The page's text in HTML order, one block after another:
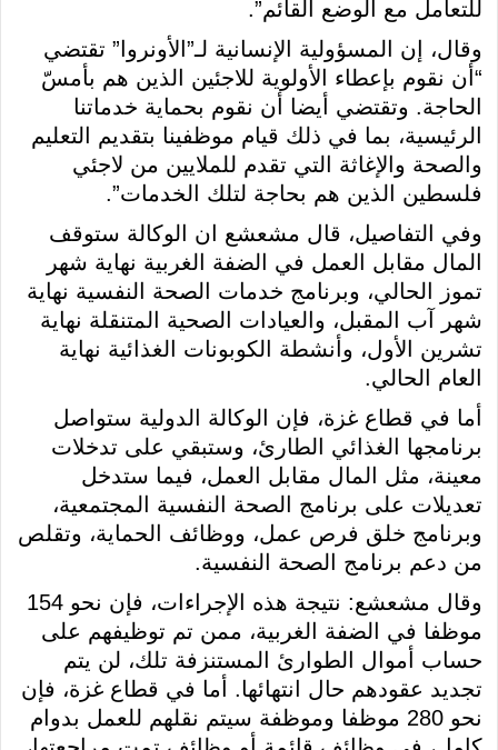
للتعامل مع الوضع القائم”.
وقال، إن المسؤولية الإنسانية لـ”الأونروا” تقتضي
“أن نقوم بإعطاء الأولوية للاجئين الذين هم بأمسّ
الحاجة. وتقتضي أيضا أن نقوم بحماية خدماتنا
الرئيسية، بما في ذلك قيام موظفينا بتقديم التعليم
والصحة والإغاثة التي تقدم للملايين من لاجئي
فلسطين الذين هم بحاجة لتلك الخدمات”.
وفي التفاصيل، قال مشعشع ان الوكالة ستوقف
المال مقابل العمل في الضفة الغربية نهاية شهر
تموز الحالي، وبرنامج خدمات الصحة النفسية نهاية
شهر آب المقبل، والعيادات الصحية المتنقلة نهاية
تشرين الأول، وأنشطة الكوبونات الغذائية نهاية
العام الحالي.
أما في قطاع غزة، فإن الوكالة الدولية ستواصل
برنامجها الغذائي الطارئ، وستبقي على تدخلات
معينة، مثل المال مقابل العمل، فيما ستدخل
تعديلات على برنامج الصحة النفسية المجتمعية،
وبرنامج خلق فرص عمل، ووظائف الحماية، وتقلص
من دعم برنامج الصحة النفسية.
وقال مشعشع: نتيجة هذه الإجراءات، فإن نحو 154
موظفا في الضفة الغربية، ممن تم توظيفهم على
حساب أموال الطوارئ المستنزفة تلك، لن يتم
تجديد عقودهم حال انتهائها. أما في قطاع غزة، فإن
نحو 280 موظفا وموظفة سيتم نقلهم للعمل بدوام